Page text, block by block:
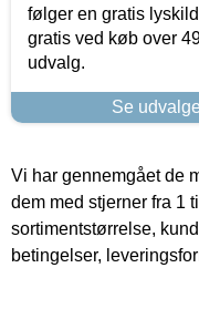
følger en gratis
gratis ved køb over
udvalg.
Se
Vi har gennemgået de
dem med stjerner fra 1
sortimentstørrelse,
betingelser,